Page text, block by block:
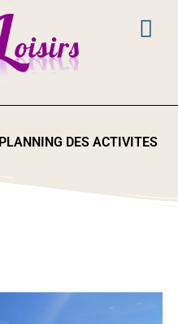
PLANNING DES ACTIVITES